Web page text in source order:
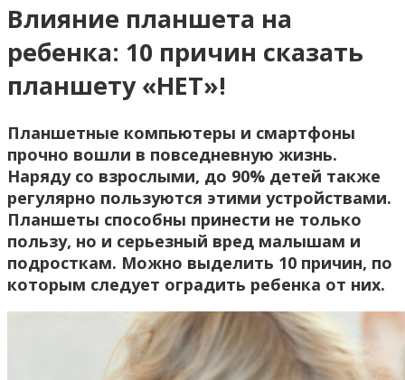
Влияние планшета на
ребенка: 10 причин сказать
планшету «НЕТ»!
Планшетные компьютеры и смартфоны
прочно вошли в повседневную жизнь.
Наряду со взрослыми, до 90% детей также
регулярно пользуются этими устройствами.
Планшеты способны принести не только
пользу, но и серьезный вред малышам и
подросткам. Можно выделить 10 причин, по
которым следует оградить ребенка от них.